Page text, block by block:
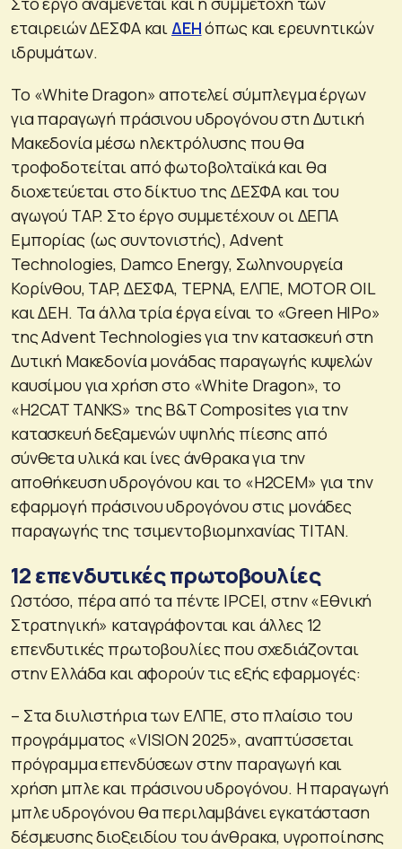
εταιρειών ΔΕΣΦΑ καιΔΕΗόπως και ερευνητικών
ιδρυμάτων.
Το «White Dragon» αποτελεί σύμπλεγμα έργων
για παραγωγή πράσινου υδρογόνου στη Δυτική
Μακεδονία μέσω ηλεκτρόλυσης που θα
τροφοδοτείται από φωτοβολταϊκά και θα
διοχετεύεται στο δίκτυο της ΔΕΣΦΑ και του
αγωγού TAP. Στο έργο συμμετέχουν οι ΔΕΠΑ
Εμπορίας (ως συντονιστής), Advent
Technologies, Damco Energy, Σωληνουργεία
Κορίνθου, TAP, ΔΕΣΦΑ, ΤΕΡΝΑ, ΕΛΠΕ, MOTOR OIL
και ΔΕΗ. Τα άλλα τρία έργα είναι το «Green HIPo»
της Advent Technologies για την κατασκευή στη
Δυτική Μακεδονία μονάδας παραγωγής κυψελών
καυσίμου για χρήση στο «White Dragon», το
«Η2CAT TANKS» της B&T Composites για την
κατασκευή δεξαμενών υψηλής πίεσης από
σύνθετα υλικά και ίνες άνθρακα για την
αποθήκευση υδρογόνου και το «H2CEM» για την
εφαρμογή πράσινου υδρογόνου στις μονάδες
παραγωγής της τσιμεντοβιομηχανίας ΤΙΤΑΝ.
12 επενδυτικές πρωτοβουλίες
Ωστόσο, πέρα από τα πέντε ΙPCEI, στην «Εθνική
Στρατηγική» καταγράφονται και άλλες 12
επενδυτικές πρωτοβουλίες που σχεδιάζονται
στην Ελλάδα και αφορούν τις εξής εφαρμογές:
– Στα διυλιστήρια των ΕΛΠΕ, στο πλαίσιο του
προγράμματος «VISION 2025», αναπτύσσεται
πρόγραμμα επενδύσεων στην παραγωγή και
χρήση μπλε και πράσινου υδρογόνου. Η παραγωγή
μπλε υδρογόνου θα περιλαμβάνει εγκατάσταση
δέσμευσης διοξειδίου του άνθρακα, υγροποίησης